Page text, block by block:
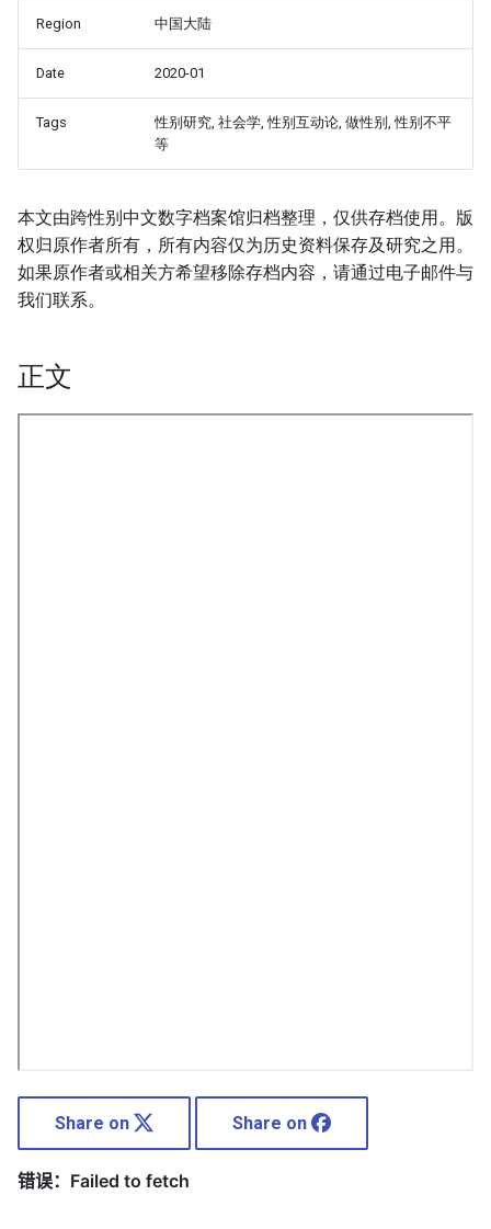
Region 中国大陆
Date 2020-01
Tags
性别研究, 社会学, 性别互动论, 做性别, 性别不平
等
本文由跨性别中文数字档案馆归档整理，仅供存档使用。版
权归原作者所有，所有内容仅为历史资料保存及研究之用。
如果原作者或相关方希望移除存档内容，请通过电子邮件与
我们联系。
正文
Share on Share on